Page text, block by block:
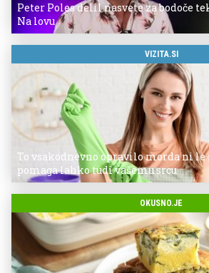
Peter Poles delil nasvete za bodoče
Na lovu
VIZITA.SI
To vsakodnevno opravilo morda ni le
pomaga lahko tudi vašemu srcu
OKUSNO.JE